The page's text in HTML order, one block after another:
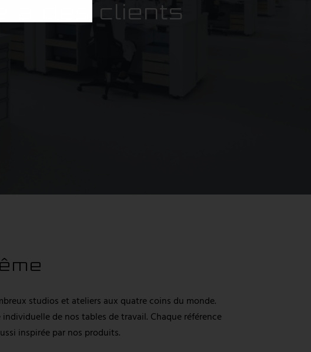
à des clients
studios et ateliers aux quatre coins du monde.
de nos tables de travail. Chaque référence
inspirée par nos produits.